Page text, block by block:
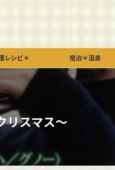
レシピ＊ 宿泊＊温泉
リスマス～